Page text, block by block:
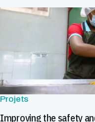
Projets